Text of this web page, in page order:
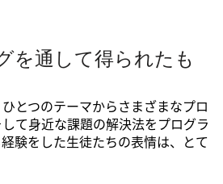
を通して得られたも
とつのテーマからさまざまなプロ
て身近な課題の解決法をプログラ
験をした生徒たちの表情は、とて